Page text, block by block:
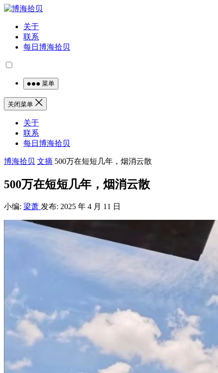
关于
联系
每日博海拾贝
菜单
关闭菜单
关于
联系
每日博海拾贝
博海拾贝 文摘 500万在短短几年，烟消云散
500万在短短几年，烟消云散
小编: 梁萧 发布: 2025 年 4 月 11 日